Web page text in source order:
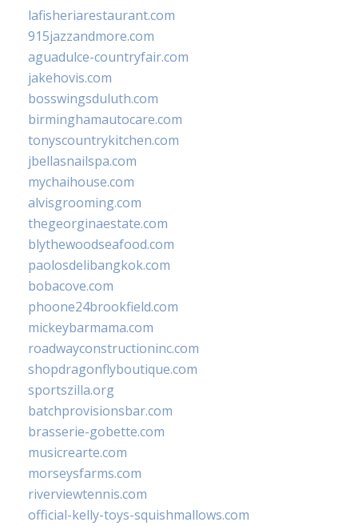
lafisheriarestaurant.com
915jazzandmore.com
aguadulce-countryfair.com
jakehovis.com
bosswingsduluth.com
birminghamautocare.com
tonyscountrykitchen.com
jbellasnailspa.com
mychaihouse.com
alvisgrooming.com
thegeorginaestate.com
blythewoodseafood.com
paolosdelibangkok.com
bobacove.com
phoone24brookfield.com
mickeybarmama.com
roadwayconstructioninc.com
shopdragonflyboutique.com
sportszilla.org
batchprovisionsbar.com
brasserie-gobette.com
musicrearte.com
morseysfarms.com
riverviewtennis.com
official-kelly-toys-squishmallows.com